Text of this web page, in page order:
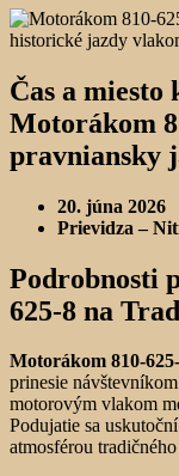
Čas a miesto
Motorákom
pravniansky
20. júna 2026
Prievidza –
Podrobnosti
625-8 na
Motorákom 810-
prinesie
motorovým vlakom
Podujatie sa uskutoční
atmosférou